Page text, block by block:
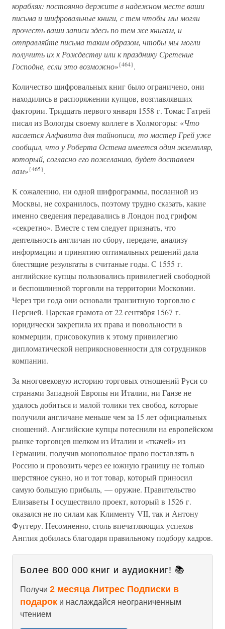
кораблях: постоянно держите в надежном месте ваши
письма и шифровальные книги, с тем чтобы мы могли
прочесть ваши записи здесь по тем же книгам, и
отправляйте письма таким образом, чтобы мы могли
получить их к Рождеству или к празднику Сретение
Господне, если это возможно»{464}.
Количество шифровальных книг было ограничено, они
находились в распоряжении купцов, возглавлявших
фактории. Тридцать первого января 1558 г. Томас Гатрей
писал из Вологды своему коллеге в Холмогоры: «Что
касается Алфавита для тайнописи, то мастер Грей уже
сообщил, что у Роберта Остена имеется один экземпляр,
который, согласно его пожеланию, будет доставлен
вам»{465}.
К сожалению, ни одной шифрограммы, посланной из
Москвы, не сохранилось, поэтому трудно сказать, какие
именно сведения передавались в Лондон под грифом
«секретно». Вместе с тем следует признать, что
деятельность англичан по сбору, передаче, анализу
информации и принятию оптимальных решений дала
блестящие результаты в считаные годы. С 1555 г.
английские купцы пользовались привилегией свободной
и беспошлинной торговли на территории Московии.
Через три года они основали транзитную торговлю с
Персией. Царская грамота от 22 сентября 1567 г.
юридически закрепила их права и повольности в
коммерции, присовокупив к этому привилегию
дипломатической неприкосновенности для сотрудников
компании.
За многовековую историю торговых отношений Руси со
странами Западной Европы ни Италии, ни Ганзе не
удалось добиться и малой толики тех свобод, которые
получили англичане меньше чем за 15 лет официальных
сношений. Английские купцы потеснили на европейском
рынке торговцев шелком из Италии и «ткачей» из
Германии, получив монопольное право поставлять в
Россию и провозить через ее южную границу не только
шерстяное сукно, но и тот товар, который приносил
самую большую прибыль, — оружие. Правительство
Елизаветы I осуществило проект, который в 1526 г.
оказался не по силам как Клименту VII, так и Антону
Фуггеру. Несомненно, столь впечатляющих успехов
Англия добилась благодаря правильному подбору кадров.
Более 800 000 книг и аудиокниг! 📚
Получи 2 месяца Литрес Подписки в
подарок и наслаждайся неограниченным
чтением